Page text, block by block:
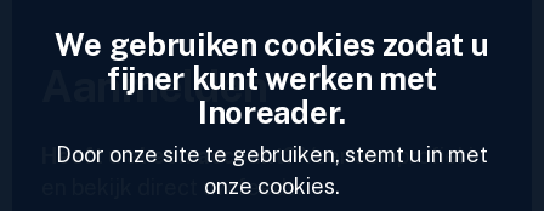
Aanmelden
Heeft u al een account?Voer een profiel in
en bekijk direct uw feeds.
We gebruiken cookies zodat u
fijner kunt werken met
Inoreader.
Door onze site te gebruiken, stemt u in met
onze cookies.